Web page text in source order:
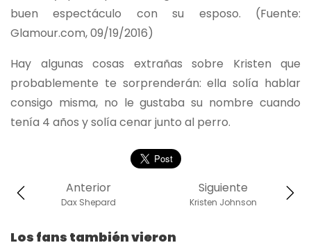
buen espectáculo con su esposo. (Fuente:
Glamour.com, 09/19/2016)
Hay algunas cosas extrañas sobre Kristen que
probablemente te sorprenderán: ella solía hablar
consigo misma, no le gustaba su nombre cuando
tenía 4 años y solía cenar junto al perro.
Siguiente
Kristen Johnson
Anterior
Dax Shepard
Los fans también vieron